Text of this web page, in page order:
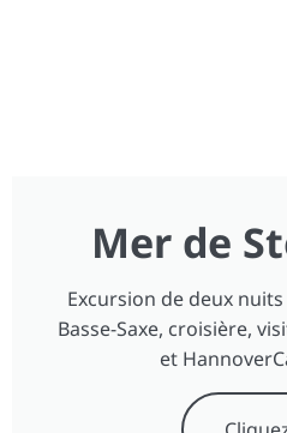
Mer de
Excursion de deux
Basse-Saxe, croisière,
et